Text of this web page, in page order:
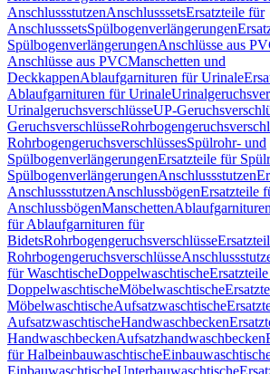
AnschlussstutzenAnschlusssetsErsatzteile für
AnschlusssetsSpülbogenverlängerungen
SpülbogenverlängerungenAnschlüsse aus
Anschlüsse aus PVCManschetten und
DeckkappenAblaufgarnituren für Urinale
Ablaufgarnituren für Urinale
UrinalgeruchsverschlüsseUP-
Geruchsverschlüsse
RohrbogengeruchsverschlüssesSpülrohr- und
SpülbogenverlängerungenErsatzteile für
SpülbogenverlängerungenAnschlussstutzen
AnschlussstutzenAnschlussbögenErsatzteile
AnschlussbögenManschetten
für Ablaufgarnituren für
BidetsRohrbogengeruchsverschlüsse
Rohrbogengeruchsverschlüsse
für WaschtischeDoppelwaschtische
DoppelwaschtischeMöbelwaschtische
MöbelwaschtischeAufsatzwaschtische
AufsatzwaschtischeHandwaschbecken
HandwaschbeckenAufsatzhandwaschbecken
für Halbeinbauwaschtische
EinbauwaschtischeUnterbauwaschtische